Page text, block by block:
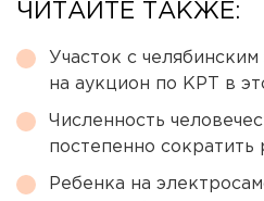
ЧИТАЙТЕ ТАКЖЕ:
Участок с
на аукцион по КРТ в
Численность
постепенно сократить
Ребенка на